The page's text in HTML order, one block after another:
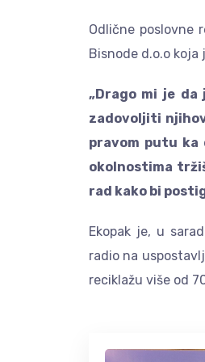
Odlične poslovne
Bisnode d.o.o
„Drago mi je
zadovoljiti
pravom putu ka
okolnostima
rad kako bi
Ekopak je, u
radio na
reciklažu više od